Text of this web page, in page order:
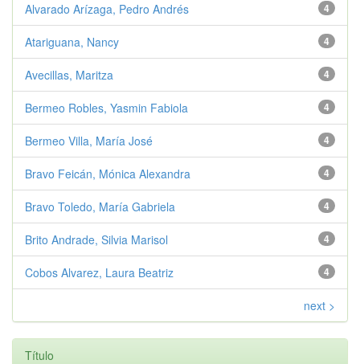
4
Alvarado Arízaga, Pedro Andrés
4
Atariguana, Nancy
4
Avecillas, Maritza
4
Bermeo Robles, Yasmin Fabiola
4
Bermeo Villa, María José
4
Bravo Feicán, Mónica Alexandra
4
Bravo Toledo, María Gabriela
4
Brito Andrade, Silvia Marisol
4
Cobos Alvarez, Laura Beatriz
next >
Título